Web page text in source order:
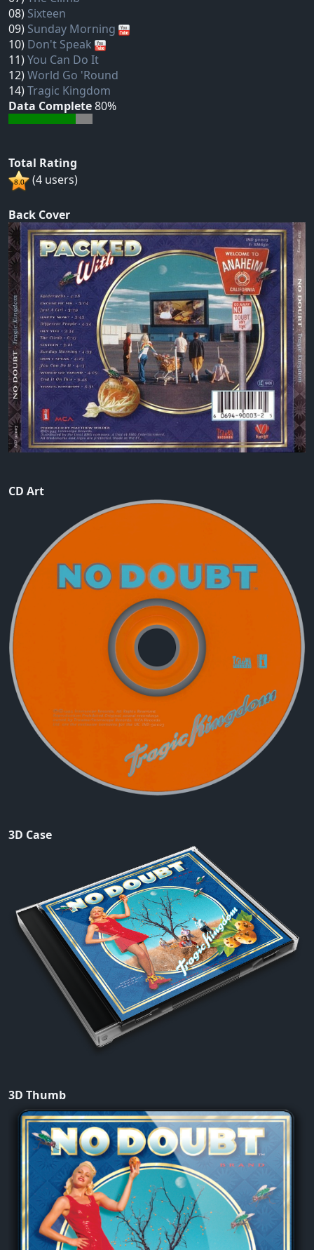
08) Sixteen
09) Sunday Morning
10) Don't Speak
11)You Can Do It
12)World Go 'Round
14)Tragic Kingdom
Data Complete80%
Total Rating
(4 users)
Back Cover
CD Art
3D Case
3D Thumb